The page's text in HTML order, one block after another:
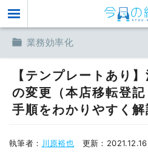
toggle
業務効率化
【テンプレートあり
の変更（本店移転登
手順をわかりやすく解
執筆者： 川原裕也 更新： 2021.12.16